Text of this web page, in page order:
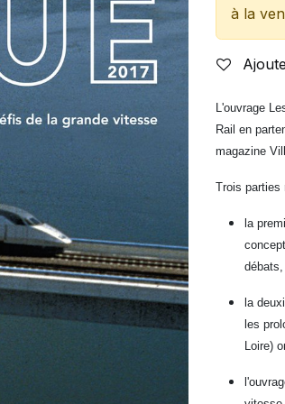
à la
L'ouvrage
Rail en
magazine
Trois parties
la
la
les
Loire)